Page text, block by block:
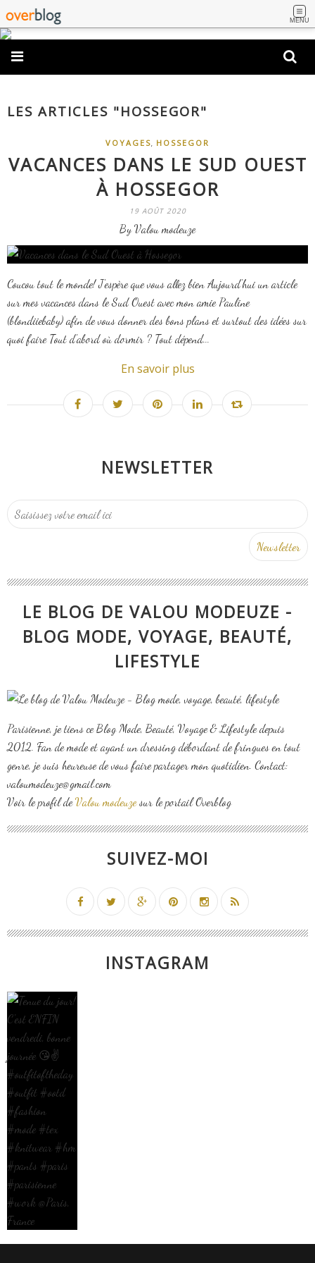
MENU
LES ARTICLES "HOSSEGOR"
VOYAGES, HOSSEGOR
VACANCES DANS LE SUD OUEST
À HOSSEGOR
19 AOÛT 2020
By Valou modeuze
Coucou tout le monde! J'espère que vous allez bien Aujourd'hui un article
sur mes vacances dans le Sud Ouest avec mon amie Pauline
(blondiiebaby) afin de vous donner des bons plans et surtout des idées sur
quoi faire Tout d'abord où dormir ? Tout dépend...
En savoir plus
NEWSLETTER
LE BLOG DE VALOU MODEUZE -
BLOG MODE, VOYAGE, BEAUTÉ,
LIFESTYLE
Parisienne, je tiens ce Blog Mode, Beauté, Voyage & Lifestyle depuis
2012. Fan de mode et ayant un dressing débordant de fringues en tout
genre, je suis heureuse de vous faire partager mon quotidien. Contact:
valoumodeuze@gmail.com
Voir le profil deValou modeuzesur le portail Overblog
SUIVEZ-MOI
INSTAGRAM